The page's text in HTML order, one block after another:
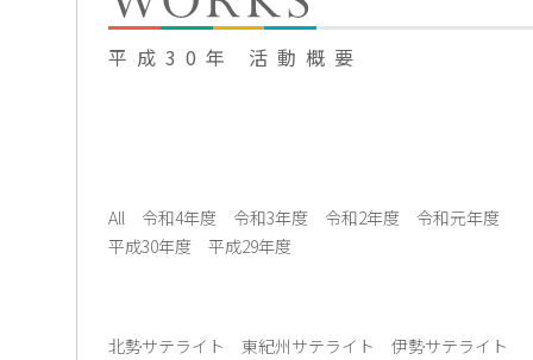
平成30年 活動概要
All 令和4年度 令和3年度 令和2年度
令和元年度
平成30年度
平成29年度
北勢サテライト 東紀州サテライト
伊勢サテライト